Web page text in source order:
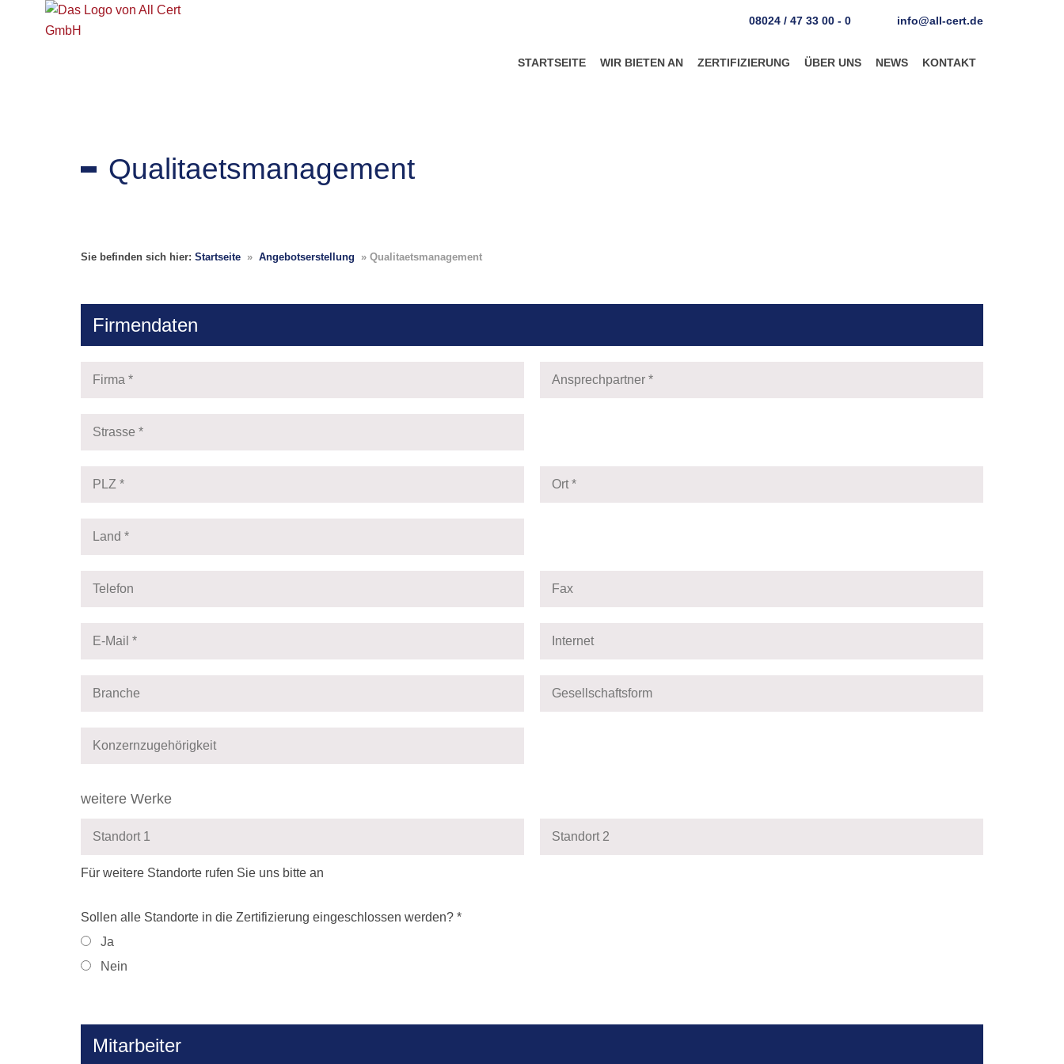
08024 / 47 33 00 - 0 info@all-cert.de
STARTSEITE WIR BIETEN AN ZERTIFIZIERUNG ÜBER UNS NEWS KONTAKT
Qualitaetsmanagement
Sie befinden sich hier: Startseite » Angebotserstellung » Qualitaetsmanagement
Firmendaten
weitere Werke
Für weitere Standorte rufen Sie uns bitte an
Sollen alle Standorte in die Zertifizierung eingeschlossen werden? *
Ja
Nein
Mitarbeiter